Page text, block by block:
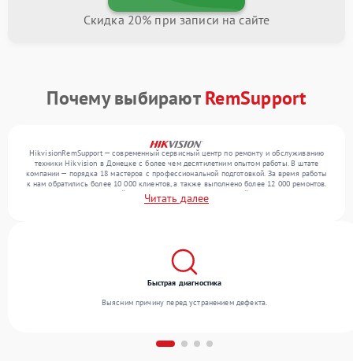
Скидка 20% при записи на сайте
Почему выбираютRemSupport
HikvisionRemSupport — современный сервисный центр по ремонту и обслуживанию
техники Hikvision в Донецке с более чем десятилетним опытом работы. В штате
компании — порядка 18 мастеров с профессиональной подготовкой. За время работы
к нам обратились более 10 000 клиентов, а также выполнено более 12 000 ремонтов.
Ежемесячно в сервисный центр поступает более 300 устройств, включая , , . Мы
работаем с широким спектром неисправностей и обеспечиваем надежный результат
Читать далее
Быстрая диагностика
Выясним причину перед устранением дефекта.